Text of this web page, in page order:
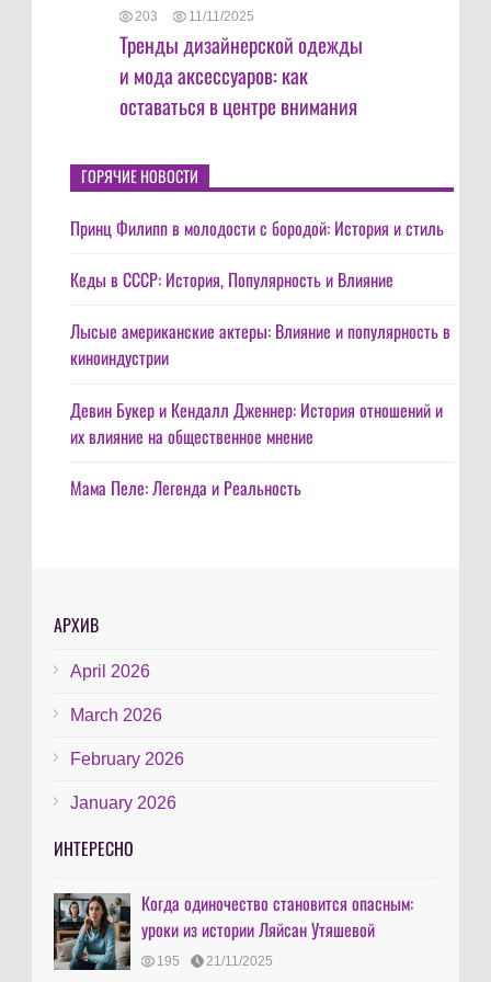
203 11/11/2025
Тренды дизайнерской одежды
и мода аксессуаров: как
оставаться в центре внимания
ГОРЯЧИЕ НОВОСТИ
Принц Филипп в молодости с бородой: История и стиль
Кеды в СССР: История, Популярность и Влияние
Лысые американские актеры: Влияние и популярность в
киноиндустрии
Девин Букер и Кендалл Дженнер: История отношений и
их влияние на общественное мнение
Мама Пеле: Легенда и Реальность
АРХИВ
April 2026
March 2026
February 2026
January 2026
ИНТЕРЕСНО
Когда одиночество становится опасным:
уроки из истории Ляйсан Утяшевой
195 21/11/2025